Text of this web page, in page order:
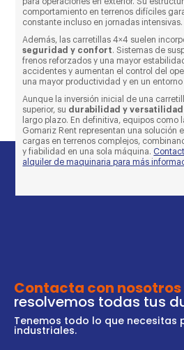
comportamiento en terrenos difíciles
constante incluso en jornadas intensivas.
Además, las carretillas 4×4 suelen
seguridad y confort. Sistemas de
frenos reforzados y una mayor
accidentes y aumentan el control del
una mayor productividad y en un
Aunque la inversión inicial de una
superior, su durabilidad y versatilidad
largo plazo. En definitiva, equipos como
Gomariz Rent representan una solución
cargas en terrenos complejos,
y fiabilidad en una sola máquina.
alquiler de maquinaria para más
Contacta con nosotros
resolvemos todas tus
Tenemos todo lo que necesitas
industriales.